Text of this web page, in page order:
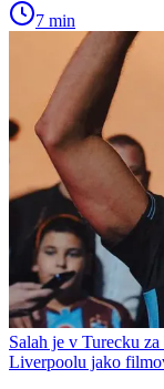
7 min
Salah je v Turecku
Liverpoolu jako